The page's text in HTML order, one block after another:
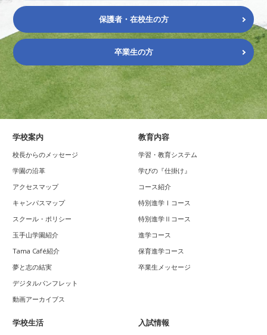
保護者・在校生の方
卒業生の方
学校案内
校長からのメッセージ
学園の沿革
アクセスマップ
キャンパスマップ
スクール・ポリシー
玉手山学園紹介
Tama Café紹介
夢と志の結実
デジタルパンフレット
動画アーカイブス
教育内容
学習・教育システム
学びの『仕掛け』
コース紹介
特別進学Ⅰコース
特別進学Ⅱコース
進学コース
保育進学コース
卒業生メッセージ
学校生活 入試情報